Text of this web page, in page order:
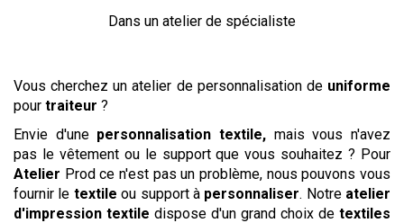
Dans un atelier de spécialiste
Vous cherchez un atelier de personnalisation de uniforme
pour traiteur ?
Envie d'une personnalisation textile, mais vous n'avez
pas le vêtement ou le support que vous souhaitez ? Pour
Atelier Prod ce n'est pas un problème, nous pouvons vous
fournir le textile ou support à personnaliser. Notre atelier
d'impression textile dispose d'un grand choix de textiles